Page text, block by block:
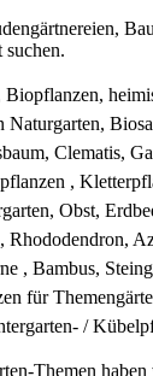
suchen.
Biopflanzen,
Naturgarten,
Clematis,
,
Obst,
Rhododendron,
, Bambus,
für
/
Themen